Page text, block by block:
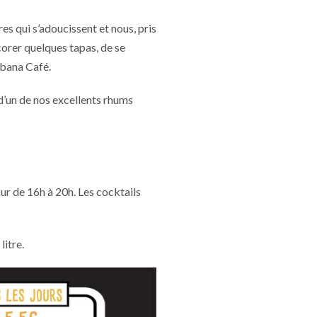
qui s’adoucissent et nous, pris
quelques tapas, de se
Café.
de nos excellents rhums
de 16h à 20h. Les cocktails